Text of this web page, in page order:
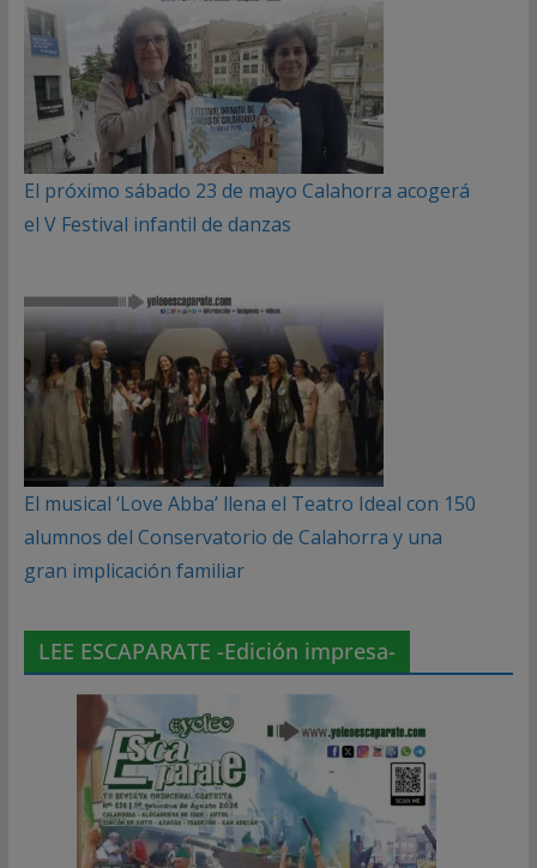
El próximo sábado 23 de mayo Calahorra acogerá
el V Festival infantil de danzas
El musical ‘Love Abba’ llena el Teatro Ideal con 150
alumnos del Conservatorio de Calahorra y una
gran implicación familiar
LEE ESCAPARATE -Edición impresa-